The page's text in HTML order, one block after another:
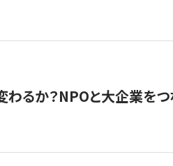
るか？NPOと大企業をつ